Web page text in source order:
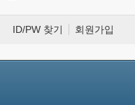
ID/PW 찾기 회원가입